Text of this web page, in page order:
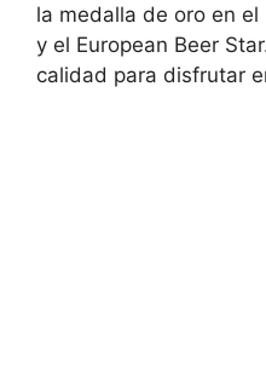
la medalla de oro en el
y el European Beer
calidad para disfrutar